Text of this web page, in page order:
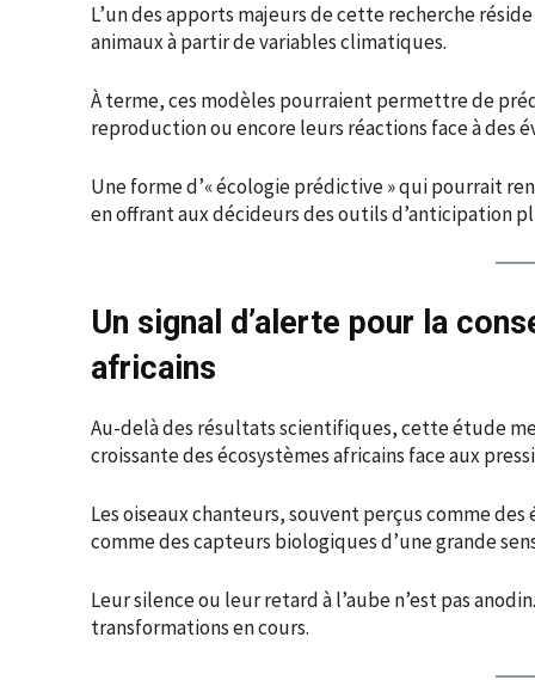
L’un des apports majeurs de cette recherche
animaux à partir de variables climatiques.
À terme, ces modèles pourraient permettre de
reproduction ou encore leurs réactions face à des
Une forme d’« écologie prédictive » qui pourrait
en offrant aux décideurs des outils d’anticipation
Un signal d’alerte pour la
africains
Au-delà des résultats scientifiques, cette étude
croissante des écosystèmes africains face aux
Les oiseaux chanteurs, souvent perçus comme
comme des capteurs biologiques d’une grande
Leur silence ou leur retard à l’aube n’est pas
transformations en cours.